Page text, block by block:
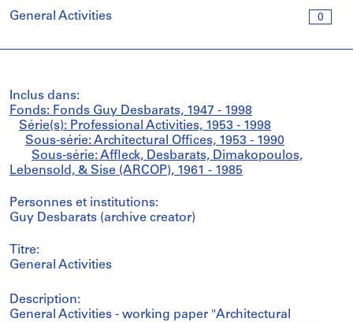
0
General Activities
Inclus dans:
Fonds: Fonds Guy Desbarats, 1947 - 1998
Série(s): Professional Activities, 1953 - 1998
Sous-série: Architectural Offices, 1953 - 1990
Sous-série: Affleck, Desbarats, Dimakopoulos,
Lebensold, & Sise (ARCOP), 1961 - 1985
Personnes et institutions:
Guy Desbarats (archive creator)
Titre:
General Activities
Description:
General Activities - working paper "Architectural